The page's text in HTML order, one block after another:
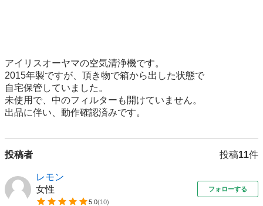
アイリスオーヤマの空気清浄機です。
2015年製ですが、頂き物で箱から出した状態で
自宅保管していました。
未使用で、中のフィルターも開けていません。
出品に伴い、動作確認済みです。
投稿者 投稿11件
レモン
女性
5.0(10)
フォローする